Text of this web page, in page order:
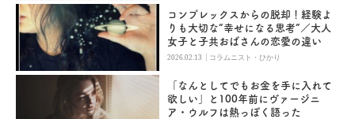
コンプレックスからの脱却！経験よ
りも大切な“幸せになる思考”／大人
女子と子共おばさんの恋愛の違い
2026.02.13 | コラムニスト・ひかり
「なんとしてでもお金を手に入れて
欲しい」と100年前にヴァージニ
ア・ウルフは熱っぽく語った